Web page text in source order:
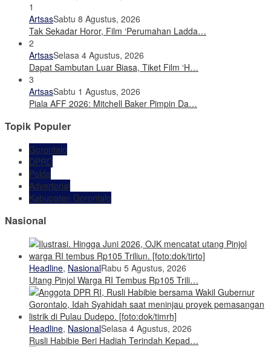
1
ArtsasSabtu 8 Agustus, 2026
Tak Sekadar Horor, Film ‘Perumahan Ladda…
2
ArtsasSelasa 4 Agustus, 2026
Dapat Sambutan Luar Biasa, Tiket Film ‘H…
3
ArtsasSabtu 1 Agustus, 2026
Piala AFF 2026: Mitchell Baker Pimpin Da…
Topik Populer
Gorontalo
DPRD
Polda
Advertorial
Kabupaten Gorontalo
Nasional
Headline, NasionalRabu 5 Agustus, 2026
Utang Pinjol Warga RI Tembus Rp105 Trili…
Headline, NasionalSelasa 4 Agustus, 2026
Rusli Habibie Beri Hadiah Terindah Kepad…